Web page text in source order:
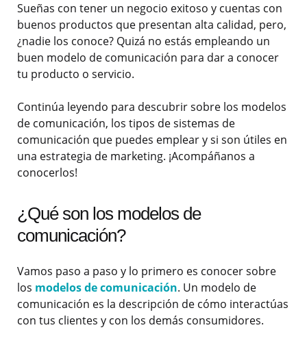
Sueñas con tener un negocio exitoso y cuentas con
buenos productos que presentan alta calidad, pero,
¿nadie los conoce? Quizá no estás empleando un
buen modelo de comunicación para dar a conocer
tu producto o servicio.
Continúa leyendo para descubrir sobre los modelos
de comunicación, los tipos de sistemas de
comunicación que puedes emplear y si son útiles en
una estrategia de marketing. ¡Acompáñanos a
conocerlos!
¿Qué son los modelos de
comunicación?
Vamos paso a paso y lo primero es conocer sobre
los modelos de comunicación. Un modelo de
comunicación es la descripción de cómo interactúas
con tus clientes y con los demás consumidores.